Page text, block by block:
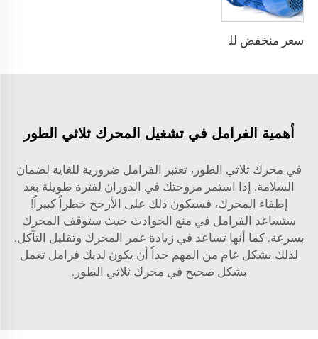
سعر منخفض للمحرك الحثي YE2 IE2 10HP 15HP 20HP 25HP 30HP 40HP 50HP ثلاث مراحل محرك كهربائي AC 380V 400V مع التحكم في السرعة
أهمية الفرامل في تشغيل المحرك ثلاثي الطور
في محرك ثلاثي الطور، تعتبر الفرامل ضرورية للغاية لضمان
السلامة. إذا استمر مروحتك في الدوران لفترة طويلة بعد
إطفاء المحرك، فسيكون ذلك على الأرجح خطراً كبيراً!
ستساعد الفرامل في منع الحوادث حيث ستوقف المحرك
بسرعة. كما أنها تساعد في زيادة عمر المحرك وتقليل التآكل.
لذلك بشكل عام من المهم جداً أن يكون لديك فرامل تعمل
بشكل صحيح في محرك ثلاثي الطور.